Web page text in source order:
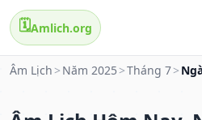
🗓️Amlich.org
Âm Lịch > Năm 2025 >Tháng 7>